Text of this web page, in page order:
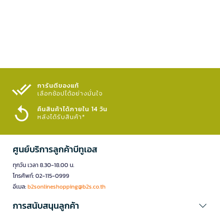
การันตีของแท้
เลือกช้อปได้อย่างมั่นใจ​
คืนสินค้าได้ภายใน 14 วัน
หลังได้รับสินค้า*
ศูนย์บริการลูกค้าบีทูเอส
ทุกวัน เวลา 8.30-18.00 น.
โทรศัพท์: 02-115-0999
อีเมล:b2sonlineshopping@b2s.co.th
การสนับสนุนลูกค้า